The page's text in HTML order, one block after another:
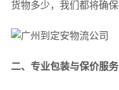
货物多少，我们都将确
二、专业包装与保价服